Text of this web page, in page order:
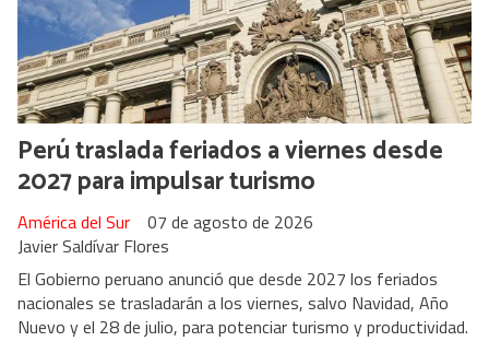
Perú traslada feriados a viernes desde
2027 para impulsar turismo
Javier Saldívar Flores
América del Sur 07 de agosto de 2026
El Gobierno peruano anunció que desde 2027 los feriados
nacionales se trasladarán a los viernes, salvo Navidad, Año
Nuevo y el 28 de julio, para potenciar turismo y productividad.